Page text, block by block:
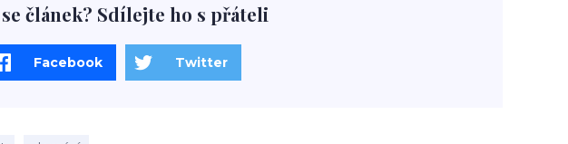
článek? Sdílejte ho s přáteli
Facebook Twitter